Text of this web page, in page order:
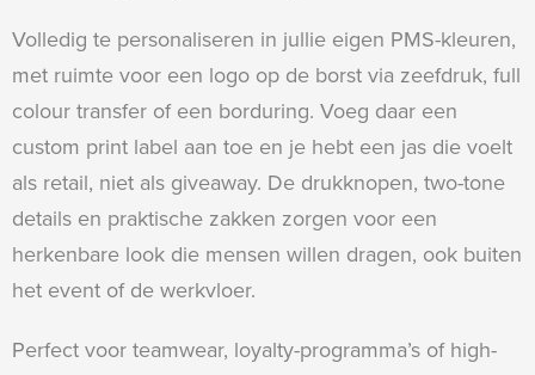
Volledig te personaliseren in jullie eigen PMS-kleuren,
met ruimte voor een logo op de borst via zeefdruk, full
colour transfer of een borduring. Voeg daar een
custom print label aan toe en je hebt een jas die voelt
als retail, niet als giveaway. De drukknopen, two-tone
details en praktische zakken zorgen voor een
herkenbare look die mensen willen dragen, ook buiten
het event of de werkvloer.
Perfect voor teamwear, loyalty-programma’s of high-